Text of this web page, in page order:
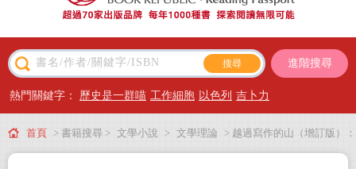
近期新書
主題閱讀
出版專區
會員專屬
進階搜尋
熱門關鍵字： 歷史是一群喵 工作細胞 以色列 吉卜力
首頁 > 書籍搜尋 > 文學小說 > 文學理論 > 越過寫作的山（增訂版）：